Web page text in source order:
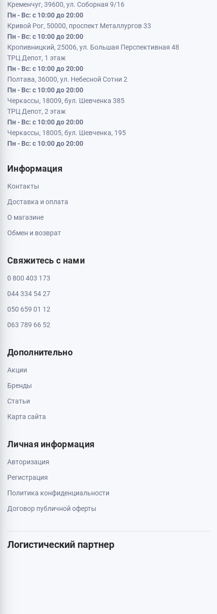
Кременчуг, 39600, ул. Соборная 9/16
Пн - Вс: с 10:00 до 20:00
Кривой Рог, 50000, проспект Металлургов 33
Кропивницкий, 25006, ул. Большая Перспективная 48
Полтава, 36000, ул. Небесной Сотни 2
Пн - Вс: с 10:00 до 20:00
ТРЦ Депот, 2 этаж
Черкассы, 18005, бул. Шевченка, 195
Информация
Контакты
Доставка и оплата
Обмен и возврат
Свяжитесь с нами
0 800 403 173
044 334 54 27
063 789 66 52
Дополнительно
Акции
Бренды
Карта сайта